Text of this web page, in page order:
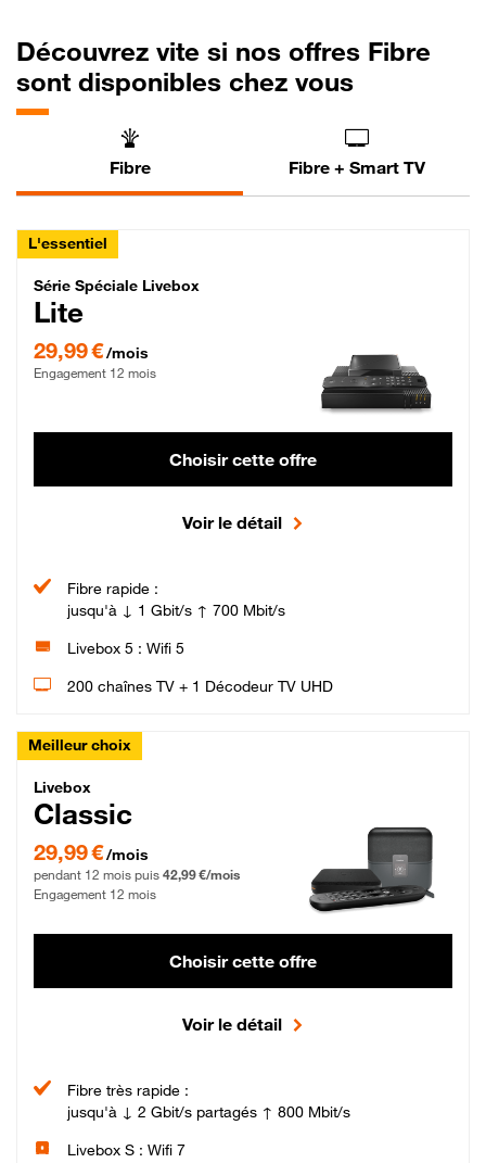
Découvrez vite si nos offres Fibre
sont disponibles chez vous
Fibre Fibre + Smart TV
L'essentiel
Série Spéciale Livebox Lite Fibre
Série Spéciale Livebox
Lite
29,99 €/mois
Engagement 12 mois
Choisir cette offre
Voir le détail
Fibre rapide :
jusqu'à ↓ 1 Gbit/s ↑ 700 Mbit/s
Livebox 5 : Wifi 5
200 chaînes TV + 1 Décodeur TV UHD
Meilleur choix
Livebox Classic Fibre
Livebox
Classic
29,99 € par mois pendant 12 mois puis 42,99 € par mois, Engagement 12 mois
29,99 €/mois
pendant 12 mois puis 42,99 €/mois
Engagement 12 mois
Choisir cette offre
Voir le détail
Fibre très rapide :
jusqu'à ↓ 2 Gbit/s partagés ↑ 800 Mbit/s
Livebox S : Wifi 7